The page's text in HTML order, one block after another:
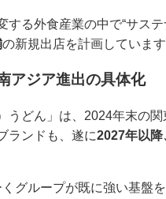
る外食産業の中で“サス
の新規出店を計画しています
アジア進出の具体化
どん」は、2024年末の
ランドも、遂に2027年以
グループが既に強い基盤